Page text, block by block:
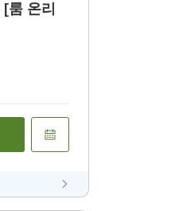
룸 온리